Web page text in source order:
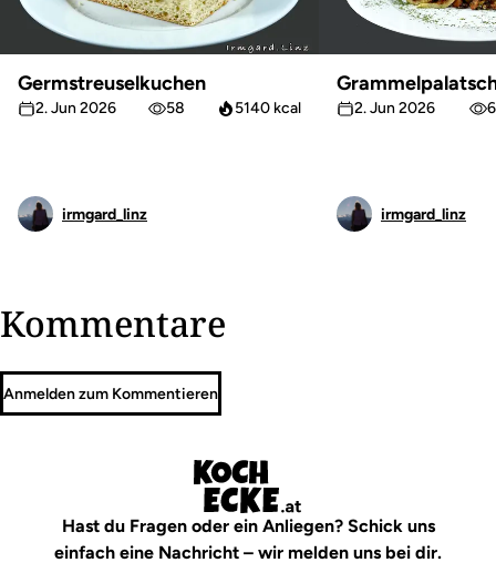
Germstreuselkuchen
2. Jun 2026 58 5140 kcal
irmgard_linz
2. Jun 2026
irmgard_linz
Kommentare
Anmelden zum Kommentieren
Hast du Fragen oder ein Anliegen? Schick uns
einfach eine Nachricht – wir melden uns bei dir.